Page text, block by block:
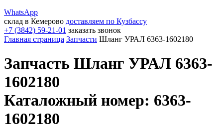
WhatsApp
склад в Кемерово доставляем по Кузбассу
+7 (3842) 59-21-01 заказать звонок
Главная страница Запчасти Шланг УРАЛ 6363-1602180
Запчасть Шланг УРАЛ 6363-
1602180
Каталожный номер: 6363-
1602180